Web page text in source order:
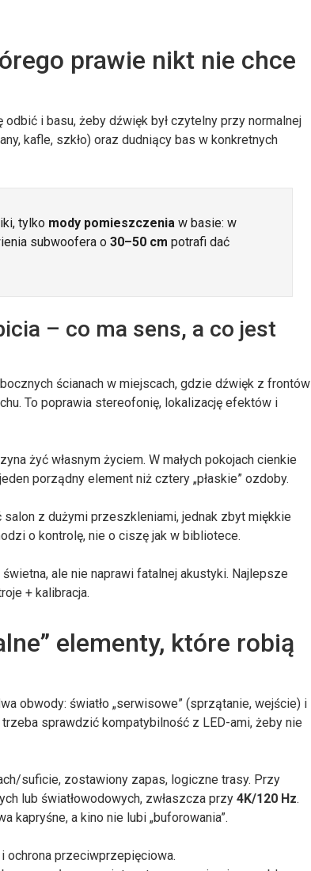
prawie nikt nie chce
i basu, żeby dźwięk był czytelny przy normalnej
kafle, szkło) oraz dudniący bas w konkretnych
tylko mody pomieszczenia w basie: w
subwoofera o30–50 cm potrafi dać
– co ma sens, a co jest
ścianach w miejscach, gdzie dźwięk z frontów
To poprawia stereofonię, lokalizację efektów i
żyć własnym życiem. W małych pokojach cienkie
porządny element niż cztery „płaskie” ozdoby.
salon z dużymi przeszkleniami, jednak zbyt miękkie
o kontrolę, nie o ciszę jak w bibliotece.
ale nie naprawi fatalnej akustyki. Najlepsze
+ kalibracja.
elementy, które robią
obwody: światło „serwisowe” (sprzątanie, wejście) i
sprawdzić kompatybilność z LED-ami, żeby nie
suficie, zostawiony zapas, logiczne trasy. Przy
lub światłowodowych, zwłaszcza przy4K/120 Hz.
kapryśne, a kino nie lubi „buforowania”.
ochrona przeciwprzepięciowa.